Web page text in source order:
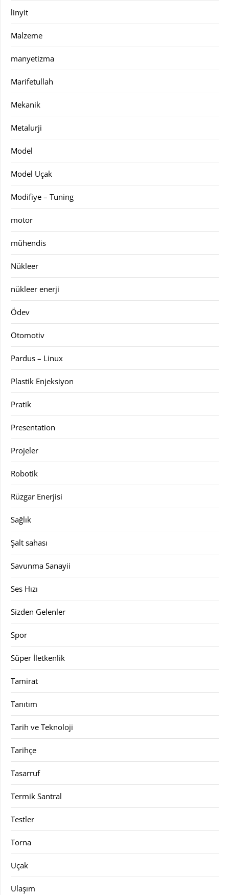
linyit
Malzeme
manyetizma
Marifetullah
Mekanik
Metalurji
Model
Model Uçak
Modifiye – Tuning
motor
mühendis
Nükleer
nükleer enerji
Ödev
Otomotiv
Pardus – Linux
Plastik Enjeksiyon
Pratik
Presentation
Projeler
Robotik
Rüzgar Enerjisi
Sağlık
Şalt sahası
Savunma Sanayii
Ses Hızı
Sizden Gelenler
Spor
Süper İletkenlik
Tamirat
Tanıtım
Tarih ve Teknoloji
Tarihçe
Tasarruf
Termik Santral
Testler
Torna
Uçak
Ulaşım